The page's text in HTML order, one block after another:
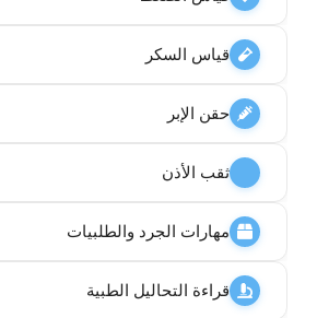
قياس السكر
حقن الإبر
ثقب الأذن
مهارات الجرد والطلبيات
قراءة التحاليل الطبية